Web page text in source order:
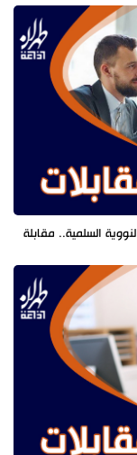
السلمية.. مقابلة